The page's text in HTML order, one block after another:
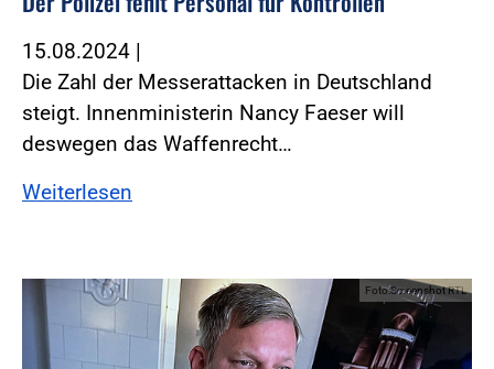
15.08.2024 |
Die Zahl der Messerattacken in Deutschland
steigt. Innenministerin Nancy Faeser will
deswegen das Waffenrecht…
Weiterlesen
Foto:Screenshot RTL